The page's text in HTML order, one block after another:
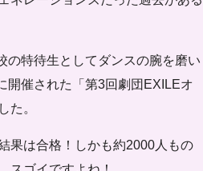
の特待生としてダンスの腕を磨い
開催された「第3回劇団EXILEオ
た。
果は合格！しかも約2000人もの